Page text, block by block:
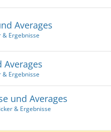
Averages
& Ergebnisse
Averages
& Ergebnisse
und Averages
& Ergebnisse